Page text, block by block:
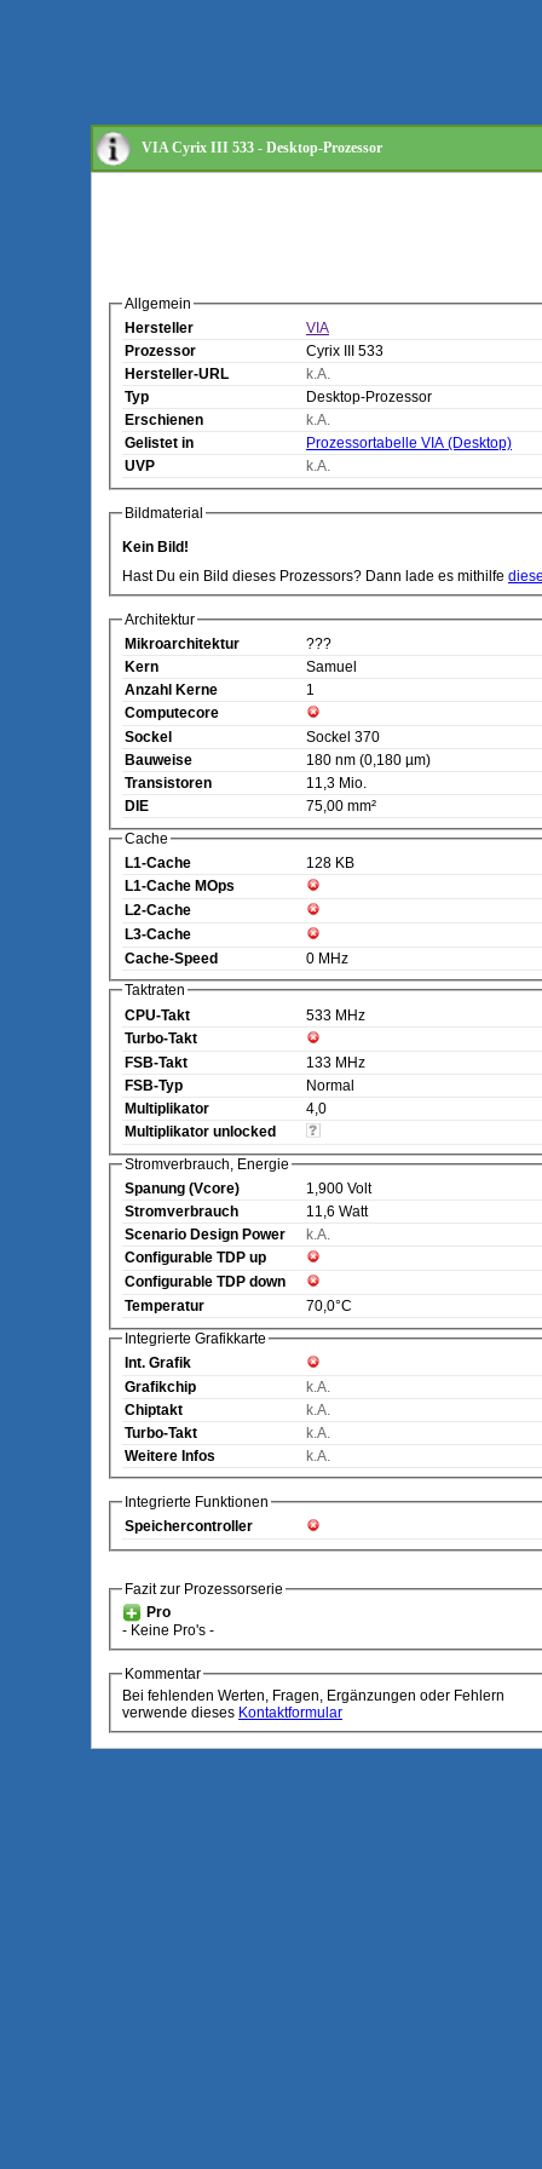
VIA Cyrix III 533 - Desktop-Prozessor
Allgemein
Hersteller
VIA
Prozessor
Cyrix III 533
Hersteller-URL
k.A.
Typ
Desktop-Prozessor
Erschienen
k.A.
Gelistet in
Prozessortabelle VIA (Desktop)
UVP
k.A.
Bildmaterial
Kein Bild!
Hast Du ein Bild dieses Prozessors? Dann lade es mithilfe
Architektur
Mikroarchitektur
???
Kern
Samuel
Anzahl Kerne
1
Computecore
Sockel
Sockel 370
Bauweise
180 nm (0,180 µm)
Transistoren
11,3 Mio.
DIE
75,00 mm²
Cache
L1-Cache
128 KB
L1-Cache MOps
L2-Cache
L3-Cache
Cache-Speed
0 MHz
Taktraten
CPU-Takt
533 MHz
Turbo-Takt
FSB-Takt
133 MHz
FSB-Typ
Normal
Multiplikator
4,0
Multiplikator unlocked
Stromverbrauch, Energie
Spanung (Vcore)
1,900 Volt
Stromverbrauch
11,6 Watt
Scenario Design Power
k.A.
Configurable TDP up
Configurable TDP down
Temperatur
70,0°C
Integrierte Grafikkarte
Int. Grafik
Grafikchip
k.A.
Chiptakt
k.A.
Turbo-Takt
k.A.
Weitere Infos
k.A.
Integrierte Funktionen
Speichercontroller
Fazit zur Prozessorserie
Pro
- Keine Pro's -
Kommentar
Bei fehlenden Werten, Fragen, Ergänzungen oder Fehlern
verwende dieses Kontaktformular